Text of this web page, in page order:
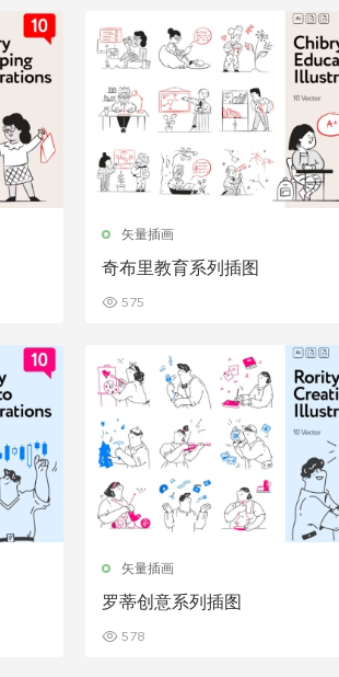
矢量插画
奇布里教育系列插图
575
矢量插画
罗蒂创意系列插图
578